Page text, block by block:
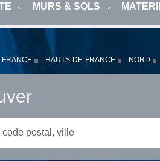
MURS & SOLS
FRANCE HAUTS-DE-FRANCE NORD